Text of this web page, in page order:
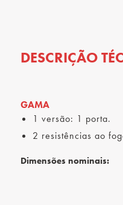
DESCRIÇÃO
GAMA
1 versão: 1 porta.
2 resistências ao
Dimensões nominais: